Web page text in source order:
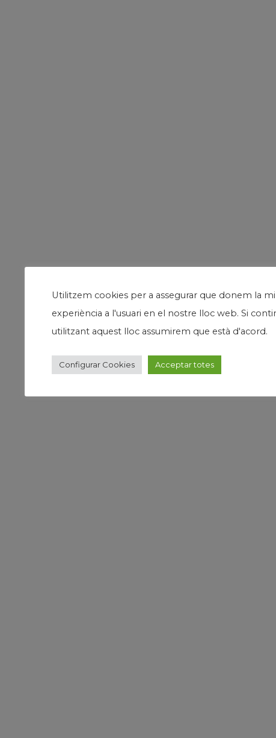
Utilitzem cookies per a assegurar que donem la
experiència a l'usuari en el nostre lloc web. Si
utilitzant aquest lloc assumirem que està d'acord.
Configurar Cookies Acceptar totes